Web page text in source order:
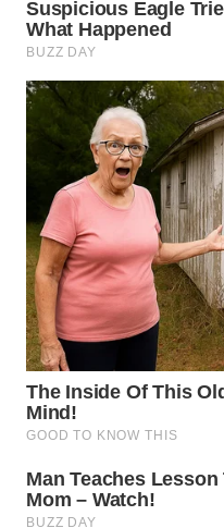
WN
JATIM
WN
BALI
WN
KALBAR
WN
KALTENG
WN
KALTARA
WN
KALSEL
WN
KALTIM